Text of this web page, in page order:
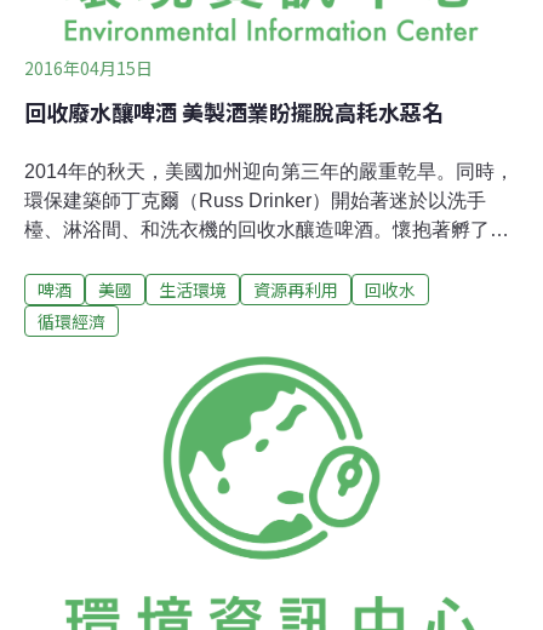
2016年04月15日
回收廢水釀啤酒 美製酒業盼擺脫高耗水惡名
2014年的秋天，美國加州迎向第三年的嚴重乾旱。同時，
環保建築師丁克爾（Russ Drinker）開始著迷於以洗手
檯、淋浴間、和洗衣機的回收水釀造啤酒。懷抱著孵了一
Brewing Company）洽談，老闆曼東卡（Lenny
Mendonca）絲毫沒有猶豫就採用了。該酒廠隨即於2015
水釀造的半月灣經典印度淡啤酒，並成功通過品酒師的矇
眼測試，就連專業品酒師也無法分辨哪一款啤酒是用清水
製成，哪一款又是以美國太空總署（NASA）的太空科技
回收水釀造。隨著原料及釀造方式不同，啤酒呈現不同色
澤。圖片來源：emilee rader（CC BY-SA 2.0）。不只是
澆花 回收水再利用潛力高傳統釀酒業需要消耗大量水資
源，雖然一些釀酒廠已在努力省水——有些已經省到用三
啤酒 美國 生活環境 資源再利用
回收水
循環經濟